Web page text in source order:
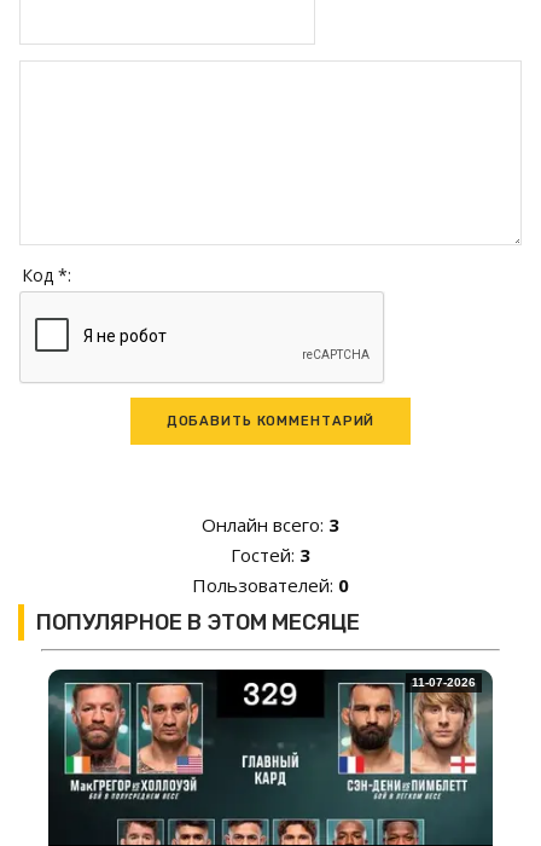
Онлайн всего: 3
Гостей: 3
Пользователей: 0
ПОПУЛЯРНОЕ В ЭТОМ МЕСЯЦЕ
11-07-2026
Код *: